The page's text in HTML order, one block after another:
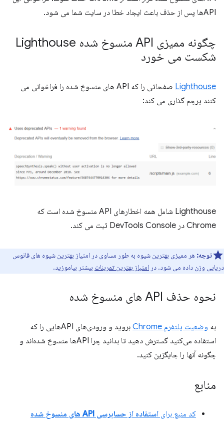
APIها پس از حذف باعث ایجاد خطا در سایت شما می شود.
چگونه ممیزی API منسوخ شده Lighthouse
شکست می خورد
Lighthouse
صفحاتی را که API های منسوخ شده را فراخوانی می
کنند پرچم گذاری می کند:
Lighthouse شامل همه اخطارهای API منسوخ شده است که
Chrome در DevTools Console ثبت می کند.
توجه: هر ممیزی بهترین شیوه به طور مساوی در امتیاز بهترین شیوه های فانوس
دریایی وزن داده می شود. در امتیاز بهترین تمرینات بیشتر بیاموزید.
نحوه حذف API های منسوخ شده
به وضعیت پلتفرم Chrome
بروید و ورودی‌های APIهایی را که
استفاده می‌کنید گسترش دهید تا بدانید چرا APIها منسوخ شده‌اند و
چگونه آنها را جایگزین کنید.
منابع
کد منبع برای استفاده از حسابرسی API های منسوخ شده